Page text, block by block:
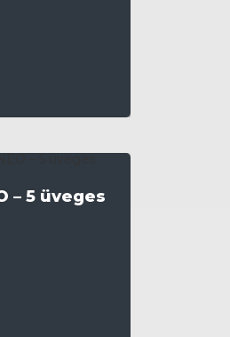
– 5 üveges